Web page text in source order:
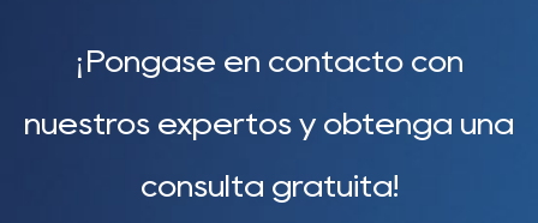
¡Póngase en contacto con
nuestros expertos y obtenga una
consulta gratuita!